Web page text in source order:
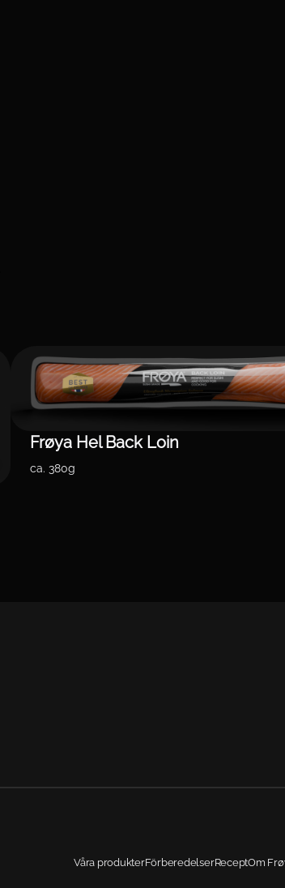
Frøya Hel Back Loin
ca. 380g
Våra produkterFörberedelserReceptOm